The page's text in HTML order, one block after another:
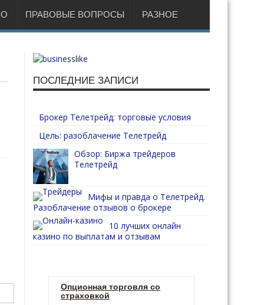
ПРАВОВЫЕ ВОПРОСЫ РАЗНОЕ
ПОСЛЕДНИЕ ЗАПИСИ
Брокер Телетрейд: торговые условия
Цель: разоблачение Телетрейд
Обзор: Биржа трейдеров
Телетрейд
Мифы и правда о Телетрейд.
Разоблачение отзывов о брокере
10 лучших онлайн
казино по выплатам и отзывам
Опционная торговля со
страховкой